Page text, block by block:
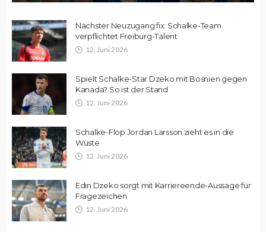
Nächster Neuzugang fix: Schalke-Team
verpflichtet Freiburg-Talent
12. Juni 2026
Spielt Schalke-Star Dzeko mit Bosnien gegen
Kanada? So ist der Stand
12. Juni 2026
Schalke-Flop Jordan Larsson zieht es in die
Wüste
12. Juni 2026
Edin Dzeko sorgt mit Karriereende-Aussage für
Fragezeichen
12. Juni 2026